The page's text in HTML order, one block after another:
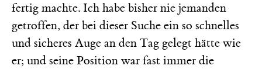
fertig machte. Ich habe bisher nie jemanden
getroffen, der bei dieser Suche ein so schnelles
und sicheres Auge an den Tag gelegt hätte wie
er; und seine Position war fast immer die